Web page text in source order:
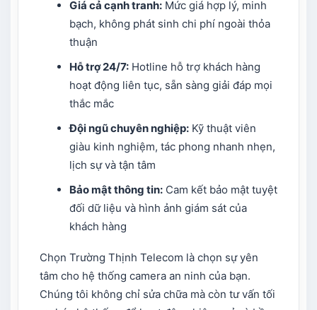
Giá cả cạnh tranh:Mức giá hợp lý, minh
bạch, không phát sinh chi phí ngoài thỏa
thuận
Hỗ trợ 24/7:Hotline hỗ trợ khách hàng
hoạt động liên tục, sẵn sàng giải đáp mọi
thắc mắc
Đội ngũ chuyên nghiệp:Kỹ thuật viên
giàu kinh nghiệm, tác phong nhanh nhẹn,
lịch sự và tận tâm
Bảo mật thông tin:Cam kết bảo mật tuyệt
đối dữ liệu và hình ảnh giám sát của
khách hàng
Chọn Trường Thịnh Telecom là chọn sự yên
tâm cho hệ thống camera an ninh của bạn.
Chúng tôi không chỉ sửa chữa mà còn tư vấn tối